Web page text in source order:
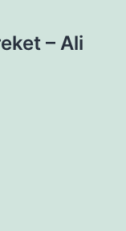
– Ali